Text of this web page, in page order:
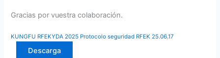
Gracias por vuestra colaboración.
KUNGFU RFEKYDA 2025 Protocolo seguridad RFEK 25.06.17
Descarga